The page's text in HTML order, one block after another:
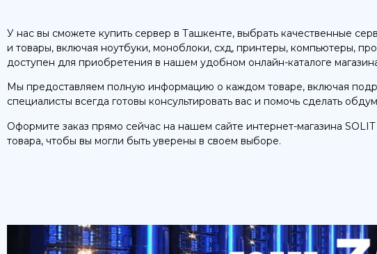
У нас вы сможете купить сервер в Ташкенте, выбрать качественные
и товары, включая ноутбуки, моноблоки, схд, принтеры, компьютеры,
доступен для приобретения в нашем удобном онлайн-каталоге
Мы предоставляем полную информацию о каждом товаре, включая
специалисты всегда готовы консультировать вас и помочь сделать
Оформите заказ прямо сейчас на нашем сайте интернет-магазина
товара, чтобы вы могли быть уверены в своем выборе.